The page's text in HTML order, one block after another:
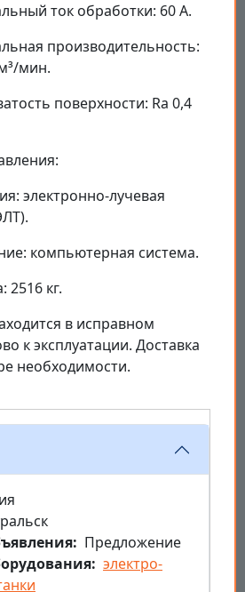
ток обработки: 60 А.
производительность:
мин.
поверхности: Ra 0,4
электронно-лучевая
компьютерная система.
2516 кг.
в исправном
к эксплуатации. Доставка
необходимости.
Предложение
электро-